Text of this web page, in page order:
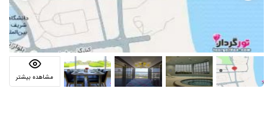
مشاهده بیشتر